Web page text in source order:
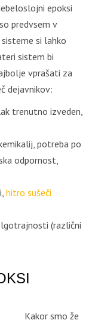
epoksi
predvsem v
si lahko
sistem bi
vprašati za
dejavnikov:
trenutno izveden,
potreba po
odpornost,
hitro sušeči
(različni
Kakor smo že